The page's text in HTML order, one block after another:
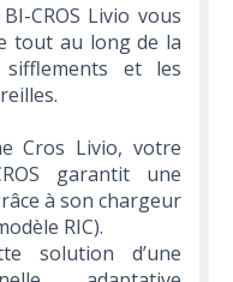
CROS Livio vous
tout au long de la
et les
Cros Livio, votre
garantit une
à son chargeur
RIC).
solution d’une